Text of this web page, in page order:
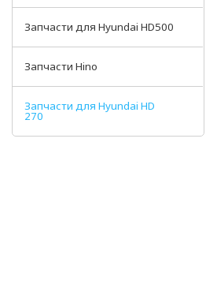
Запчасти для Hyundai HD500
Запчасти Hino
Запчасти для Hyundai HD
270